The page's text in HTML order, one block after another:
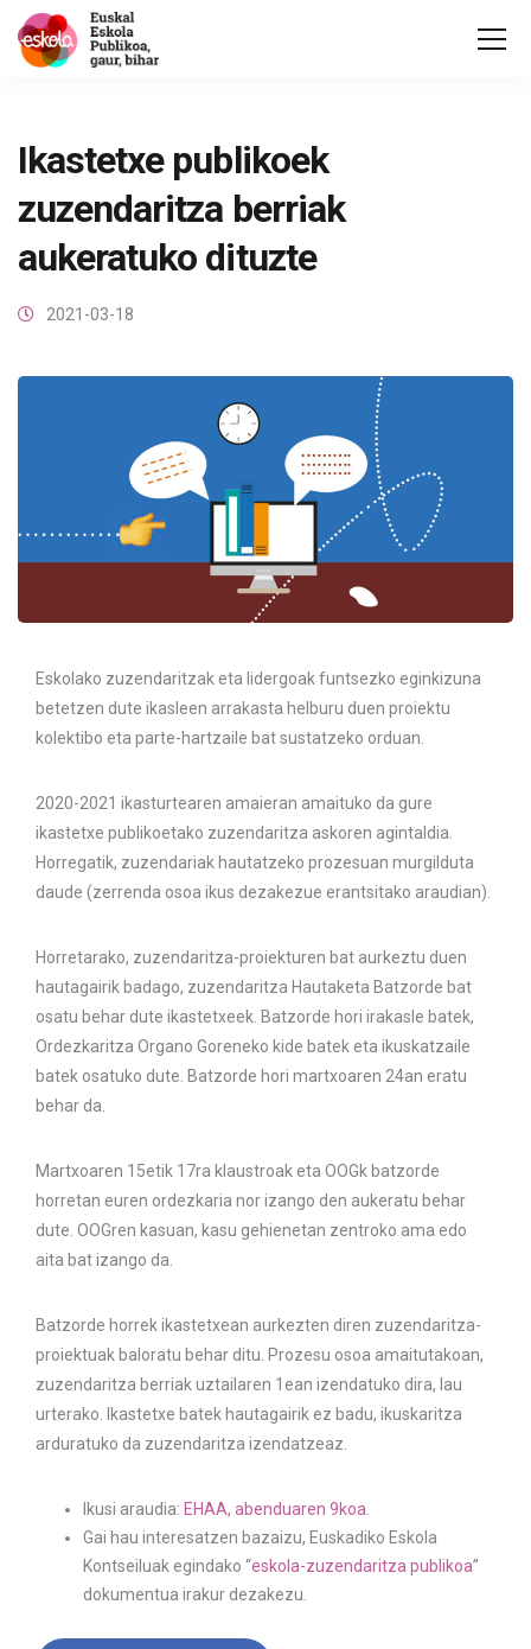
Ikastetxe publikoek
zuzendaritza berriak
aukeratuko dituzte
2021-03-18
Eskolako zuzendaritzak eta lidergoak funtsezko eginkizuna
betetzen dute ikasleen arrakasta helburu duen proiektu
kolektibo eta parte-hartzaile bat sustatzeko orduan.
2020-2021 ikasturtearen amaieran amaituko da gure
ikastetxe publikoetako zuzendaritza askoren agintaldia.
Horregatik, zuzendariak hautatzeko prozesuan murgilduta
daude (zerrenda osoa ikus dezakezue erantsitako araudian).
Horretarako, zuzendaritza-proiekturen bat aurkeztu duen
hautagairik badago, zuzendaritza Hautaketa Batzorde bat
osatu behar dute ikastetxeek. Batzorde hori irakasle batek,
Ordezkaritza Organo Goreneko kide batek eta ikuskatzaile
batek osatuko dute. Batzorde hori martxoaren 24an eratu
behar da.
Martxoaren 15etik 17ra klaustroak eta OOGk batzorde
horretan euren ordezkaria nor izango den aukeratu behar
dute. OOGren kasuan, kasu gehienetan zentroko ama edo
aita bat izango da.
Batzorde horrek ikastetxean aurkezten diren zuzendaritza-
proiektuak baloratu behar ditu. Prozesu osoa amaitutakoan,
zuzendaritza berriak uztailaren 1ean izendatuko dira, lau
urterako. Ikastetxe batek hautagairik ez badu, ikuskaritza
arduratuko da zuzendaritza izendatzeaz.
Ikusi araudia: EHAA, abenduaren 9koa.
Gai hau interesatzen bazaizu, Euskadiko Eskola
Kontseiluak egindako “eskola-zuzendaritza publikoa”
dokumentua irakur dezakezu.